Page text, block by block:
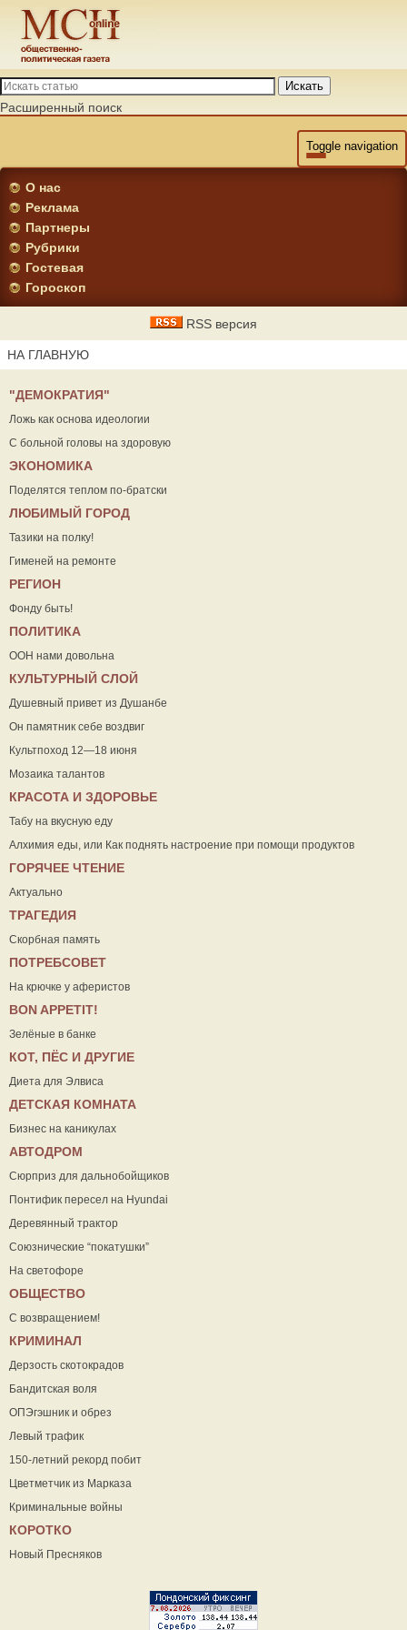
Искать
Расширенный поиск
Toggle navigation
О нас
Реклама
Партнеры
Рубрики
Гостевая
Гороскоп
RSS версия
НА ГЛАВНУЮ
"ДЕМОКРАТИЯ"
Ложь как основа идеологии
С больной головы на здоровую
ЭКОНОМИКА
Поделятся теплом по-братски
ЛЮБИМЫЙ ГОРОД
Тазики на полку!
Гименей на ремонте
РЕГИОН
Фонду быть!
ПОЛИТИКА
ООН нами довольна
КУЛЬТУРНЫЙ СЛОЙ
Душевный привет из Душанбе
Он памятник себе воздвиг
Культпоход 12—18 июня
Мозаика талантов
КРАСОТА И ЗДОРОВЬЕ
Табу на вкусную еду
Алхимия еды, или Как поднять настроение при помощи продуктов
ГОРЯЧЕЕ ЧТЕНИЕ
Актуально
ТРАГЕДИЯ
Скорбная память
ПОТРЕБСОВЕТ
На крючке у аферистов
ВON APPETIT!
Зелёные в банке
КОТ, ПЁС И ДРУГИЕ
Диета для Элвиса
ДЕТСКАЯ КОМНАТА
Бизнес на каникулах
АВТОДРОМ
Сюрприз для дальнобойщиков
Понтифик пересел на Hyundai
Деревянный трактор
Союзнические “покатушки”
На светофоре
ОБЩЕСТВО
С возвращением!
КРИМИНАЛ
Дерзость скотокрадов
Бандитская воля
ОПЭгэшник и обрез
Левый трафик
150-летний рекорд побит
Цветметчик из Марказа
Криминальные войны
КОРОТКО
Новый Пресняков